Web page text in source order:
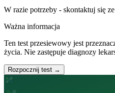
W razie potrzeby - skontaktuj się
Ważna informacja
Ten test przesiewowy jest
życia. Nie zastępuje diagnozy
Rozpocznij test →